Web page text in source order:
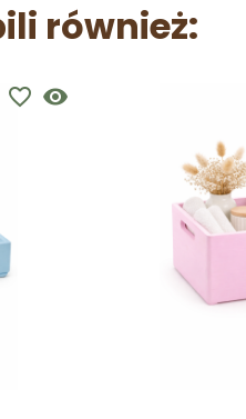
również:
visibility
favorite_border